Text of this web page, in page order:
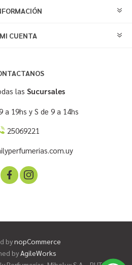
MI CUENTA
las Sucursales
a 19hs y S de 9 a 14hs
25069221
bynopCommerce
byAgileWorks